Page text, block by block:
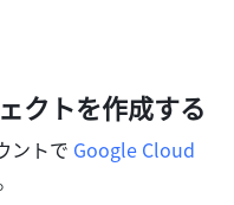
クトを作成する
ントで Google Cloud